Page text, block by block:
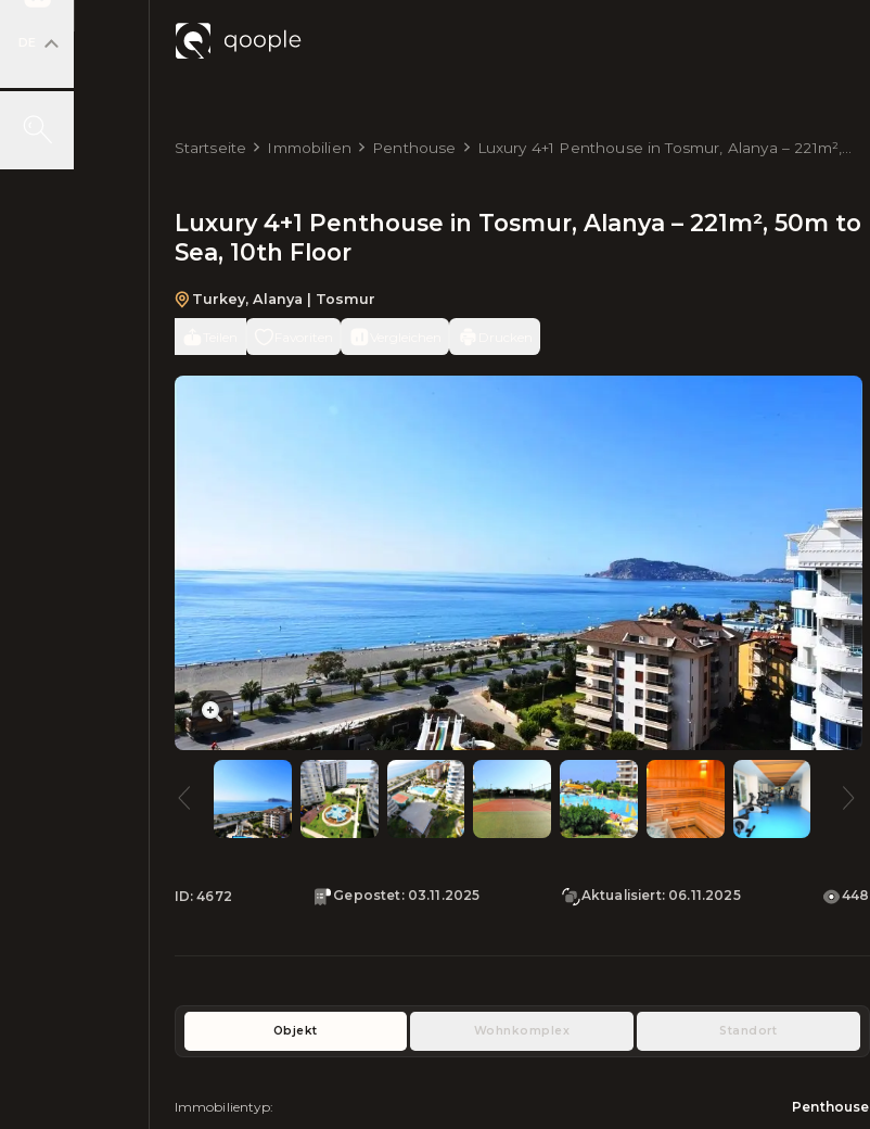
Startseite Immobilien Penthouse
Luxury 4+1 Penthouse in Tosmur, Alanya – 221m²,
Luxury 4+1 Penthouse in Tosmur, Alanya – 221m², 50m to
Sea, 10th Floor
Turkey, Alanya | Tosmur
ID:4672 Gepostet: 03.11.2025 Aktualisiert: 06.11.2025 448
Objekt Wohnkomplex Standort
Immobilientyp: Penthouse